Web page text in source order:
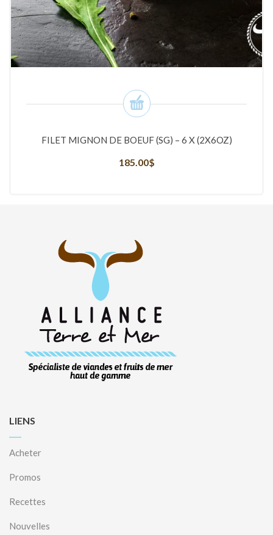
FILET MIGNON DE BOEUF (SG) – 6 X (2X6OZ)
185.00$
LIENS
Acheter
Promos
Recettes
Nouvelles